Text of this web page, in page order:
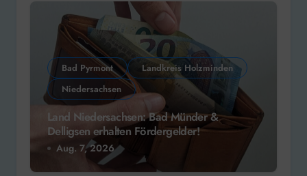
Bad Pyrmont
Landkreis Holzminden
Niedersachsen
Land Niedersachsen: Bad Münder &
Delligsen erhalten Fördergelder!
Aug. 7, 2026